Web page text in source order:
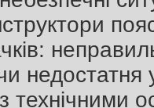
недостатня
технічними